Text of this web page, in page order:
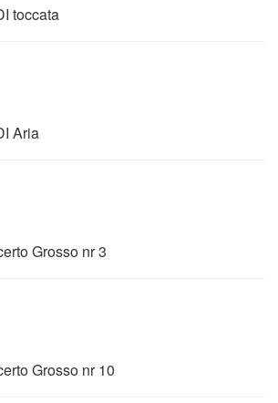
toccata
Aria
Grosso nr 3
Grosso nr 10